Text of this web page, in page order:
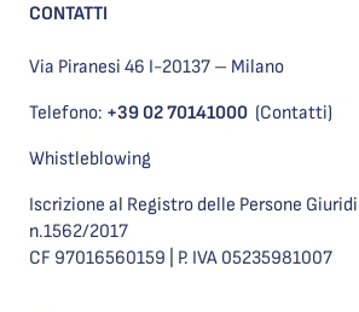
CONTATTI
Via Piranesi 46 I-20137 – Milano
Telefono: +39 02 70141000 (Contatti)
Whistleblowing
Iscrizione al Registro delle Persone
n.1562/2017
CF 97016560159 | P. IVA 05235981007